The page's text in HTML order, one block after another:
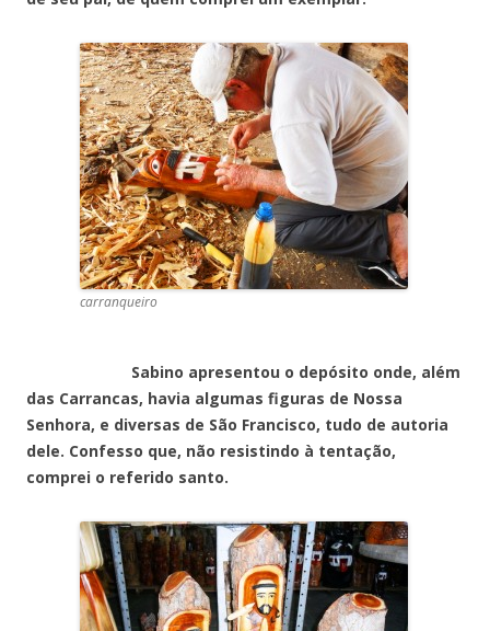
carranqueiro
Sabino apresentou o depósito onde, além
das Carrancas, havia algumas figuras de Nossa
Senhora, e diversas de São Francisco, tudo de autoria
dele. Confesso que, não resistindo à tentação,
comprei o referido santo.